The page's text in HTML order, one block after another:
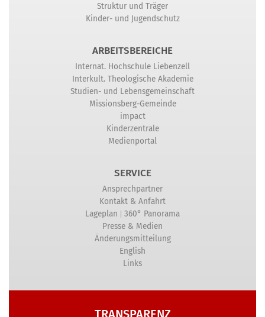
Struktur und Träger
Kinder- und Jugendschutz
ARBEITSBEREICHE
Internat. Hochschule Liebenzell
Interkult. Theologische Akademie
Studien- und Lebensgemeinschaft
Missionsberg-Gemeinde
impact
Kinderzentrale
Medienportal
SERVICE
Ansprechpartner
Kontakt & Anfahrt
Lageplan | 360° Panorama
Presse & Medien
Änderungsmitteilung
English
Links
TRANSPARENZ